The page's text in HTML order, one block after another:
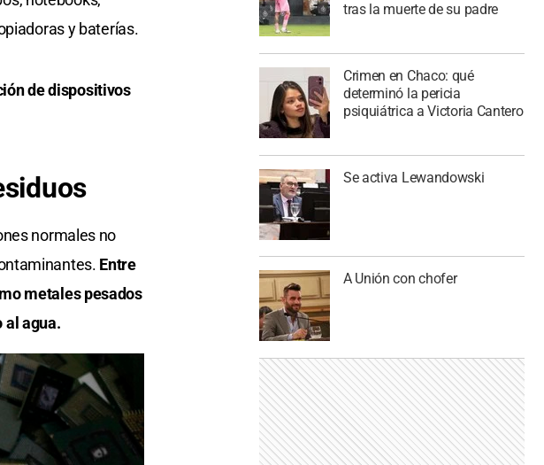
y baterías.
de dispositivos
normales no
Entre
metales pesados
al agua.
tras la muerte de su padre
Crimen en Chaco: qué
determinó la pericia
psiquiátrica a Victoria Cantero
Se activa Lewandowski
A Unión con chofer